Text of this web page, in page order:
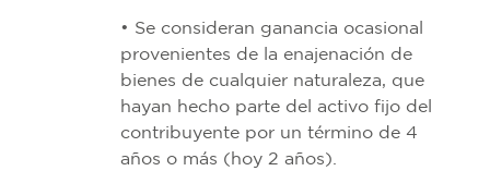
• Se consideran ganancia ocasional
provenientes de la enajenación de
bienes de cualquier naturaleza, que
hayan hecho parte del activo fijo del
contribuyente por un término de 4
años o más (hoy 2 años).